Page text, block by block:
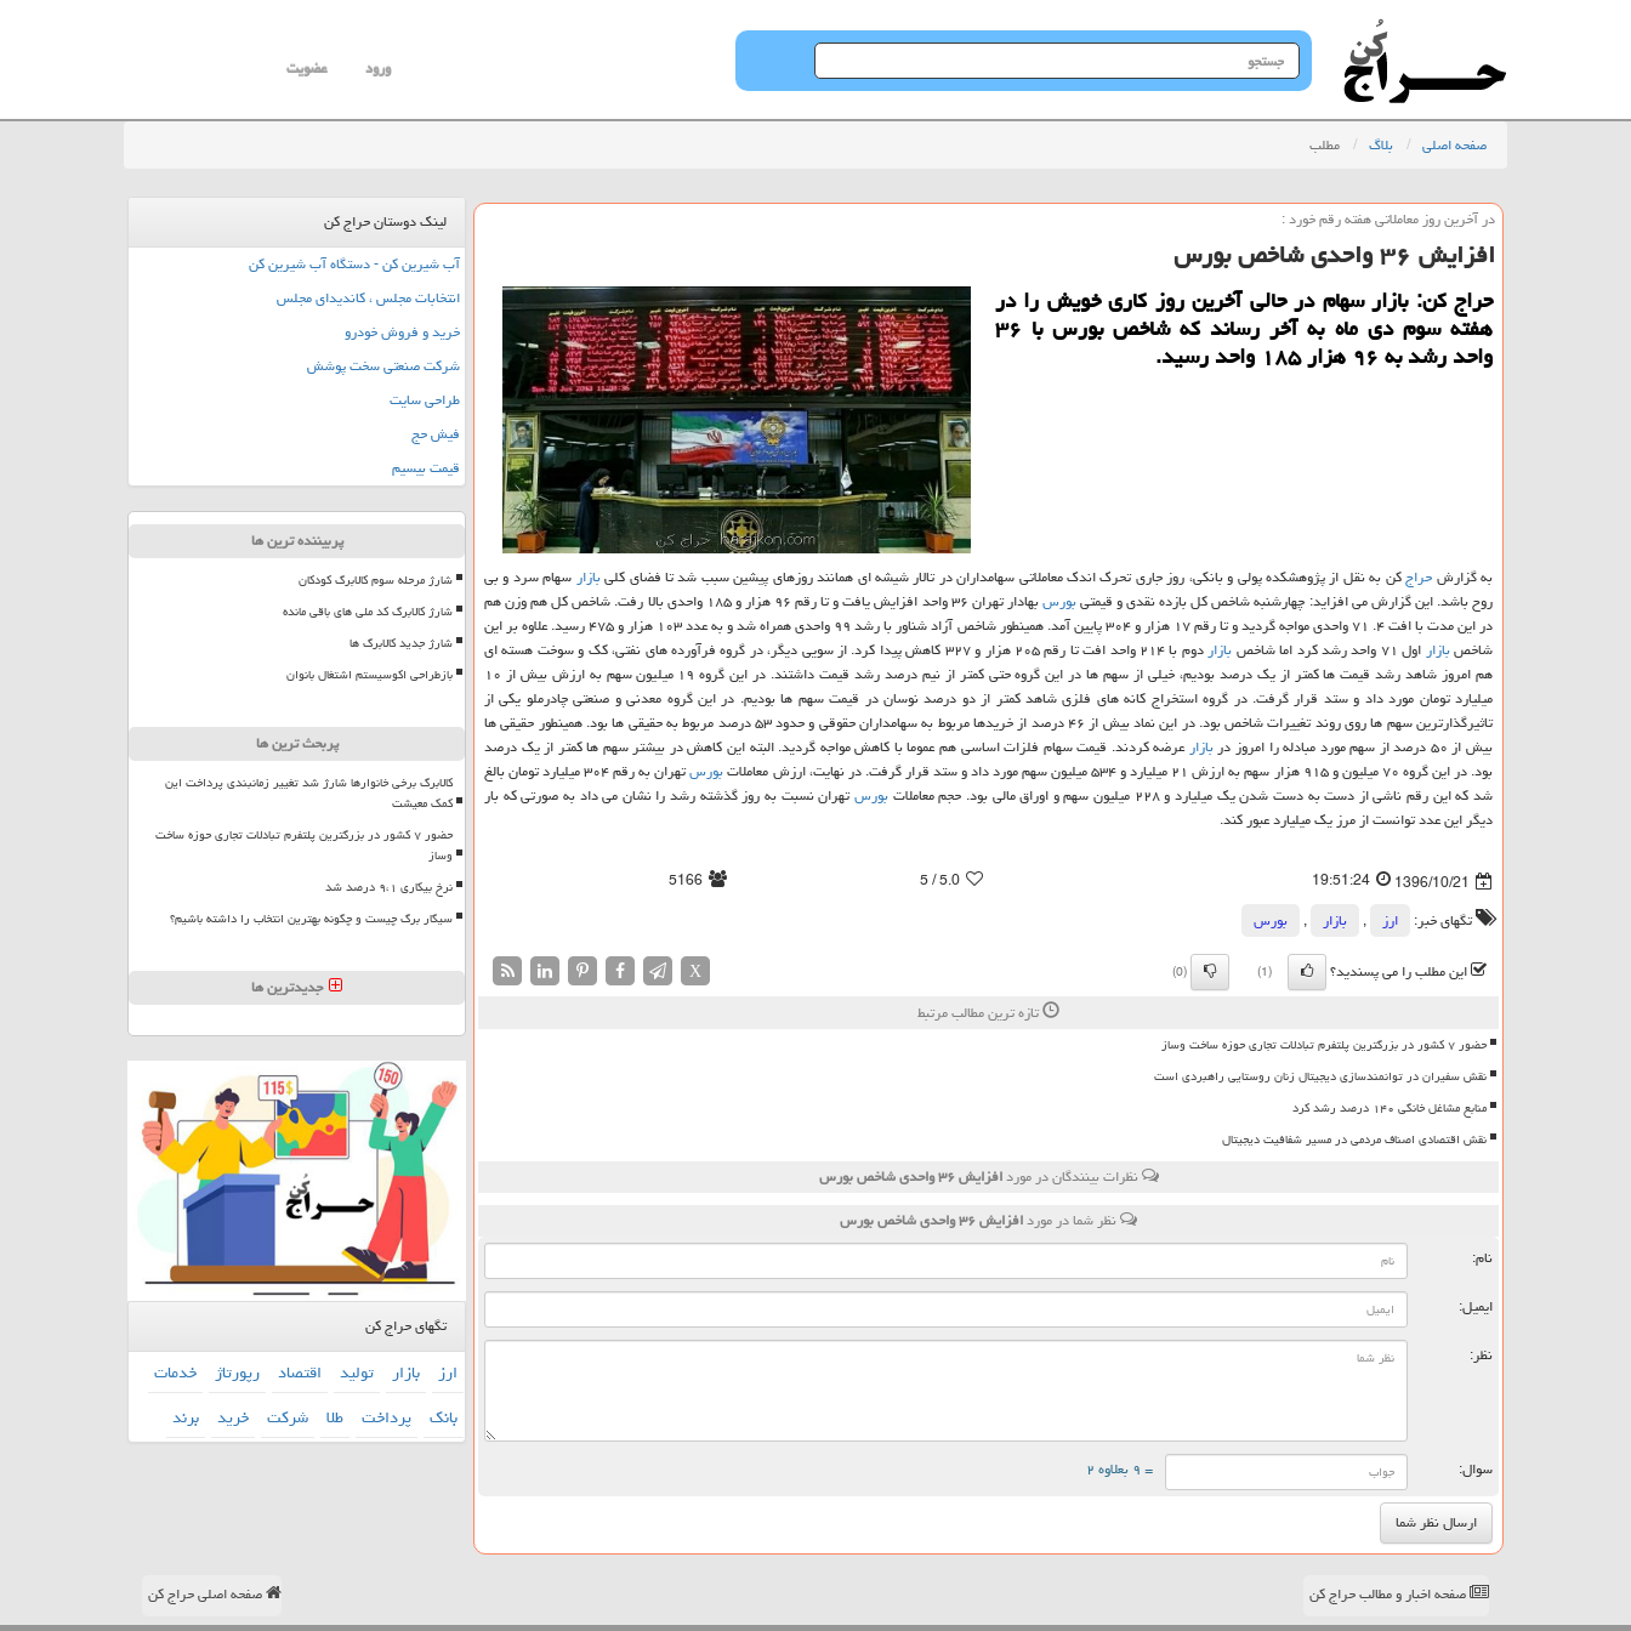
جستجو
در
ورود عضویت
صفحه اصلی بلاگ مطلب
در آخرین روز معاملاتی هفته رقم خورد :
افزایش ۳۶ واحدی شاخص بورس
حراج كن: بازار سهام در حالی آخرین روز كاری خویش را در
هفته سوم دی ماه به آخر رساند كه شاخص بورس با ۳۶
واحد رشد به ۹۶ هزار ۱۸۵ واحد رسید.
به گزارشحراجكن به نقل از پژوهشكده پولی و بانكی، روز جاری تحرك اندك معاملاتی سهامداران در تالار شیشه ای همانند روزهای پیشین سبب شد تا فضای كلیبازارسهام سرد و بی
روح باشد. این گزارش می افزاید: چهارشنبه شاخص كل بازده نقدی و قیمتیبورس
بهادار تهران ۳۶ واحد افزایش یافت و تا رقم ۹۶ هزار و ۱۸۵ واحدی بالا رفت. شاخص كل هم وزن هم
در این مدت با افت ۴. ۷۱ واحدی مواجه گردید و تا رقم ۱۷ هزار و ۳۰۴ پایین آمد. همینطور شاخص آزاد شناور با رشد ۹۹ واحدی همراه شد و به عدد ۱۰۳ هزار و ۴۷۵ رسید. علاوه بر این
شاخصبازاراول ۷۱ واحد رشد كرد اما شاخص بازار
دوم با ۲۱۴ واحد افت تا رقم ۲۰۵ هزار و ۳۲۷ كاهش پیدا كرد. از سویی دیگر، در گروه فرآورده های نفتی، كك و سوخت هسته ای
هم امروز شاهد رشد قیمت ها كمتر از یك درصد بودیم، خیلی از سهم ها در این گروه حتی كمتر از نیم درصد رشد قیمت داشتند. در این گروه ۱۹ میلیون سهم به ارزش بیش از ۱۰
میلیارد تومان مورد داد و ستد قرار گرفت. در گروه استخراج كانه های فلزی شاهد كمتر از دو درصد نوسان در قیمت سهم ها بودیم. در این گروه معدنی و صنعتی چادرملو یكی از
تاثیرگذارترین سهم ها روی روند تغییرات شاخص بود. در این نماد بیش از ۴۶ درصد از خریدها مربوط به سهامداران حقوقی و حدود ۵۳ درصد مربوط به حقیقی ها بود. همینطور حقیقی ها
بیش از ۵۰ درصد از سهم مورد مبادله را امروز در
بازارعرضه كردند. قیمت سهام فلزات اساسی هم عموما با كاهش مواجه گردید. البته این كاهش در بیشتر سهم ها كمتر از یك درصد
بود. در این گروه ۷۰ میلیون و ۹۱۵ هزار سهم به ارزش ۲۱ میلیارد و ۵۳۴ میلیون سهم مورد داد و ستد قرار گرفت. در نهایت، ارزش معاملات
بورس
تهران به رقم ۳۰۴ میلیارد تومان بالغ
شد كه این رقم ناشی از دست به دست شدن یك میلیارد و ۲۲۸ میلیون سهم و اوراق مالی بود. حجم معاملات
بورستهران نسبت به روز گذشته رشد را نشان می داد به صورتی كه بار
دیگر این عدد توانست از مرز یك میلیارد عبور كند.
1396/10/21
19:51:24
5.0
/ 5
5166
تگهای خبر:
ارز , بازار ,
بورس
این مطلب را می پسندید؟
(1)
(0)
X
تازه ترین مطالب مرتبط
حضور ۷ کشور در بزرگترین پلتفرم تبادلات تجاری حوزه ساخت وساز
نقش سفیران در توانمندسازی دیجیتال زنان روستایی راهبردی است
منابع مشاغل خانگی ۱۴۰ درصد رشد کرد
نقش اقتصادی اصناف مردمی در مسیر شفافیت دیجیتال
نظرات بینندگان در موردافزایش ۳۶ واحدی شاخص بورس
نظر شما در موردافزایش ۳۶ واحدی شاخص بورس
نام:
ایمیل:
نظر:
سوال: = ۹ بعلاوه ۲
لینک دوستان حراج کن
آب شیرین کن - دستگاه آب شیرین کن
انتخابات مجلس ، کاندیدای مجلس
خرید و فروش خودرو
شرکت صنعتی سخت پوشش
طراحی سایت
فیش حج
قیمت بیسیم
پربیننده ترین ها
شارژ مرحله سوم کالابرگ کودکان
شارژ کالابرگ کد ملی های باقی مانده
شارژ جدید کالابرگ ها
بازطراحی اکوسیستم اشتغال بانوان
پربحث ترین ها
کالابرگ برخی خانوارها شارژ شد تغییر زمانبندی پرداخت این
کمک معیشت
حضور ۷ کشور در بزرگترین پلتفرم تبادلات تجاری حوزه ساخت
وساز
نرخ بیکاری ۹،۱ درصد شد
سیگار برگ چیست و چگونه بهترین انتخاب را داشته باشیم؟
جدیدترین ها
تگهای حراج کن
ارز بازار تولید اقتصاد رپورتاژ خدمات
بانك پرداخت طلا شركت خرید برند
صفحه اخبار و مطالب حراج کن صفحه اصلی حراج کن